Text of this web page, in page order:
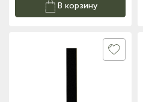
В корзину